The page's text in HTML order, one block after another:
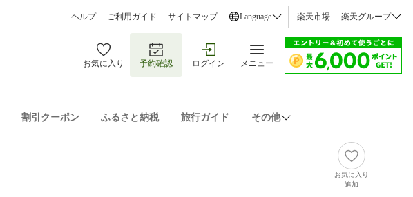
ヘルプ ご利用ガイド サイトマップ Language 楽天市場 楽天グループ
お気に入り 予約確認 ログイン メニュー
割引クーポン ふるさと納税 旅行ガイド その他
お気に入り
追加